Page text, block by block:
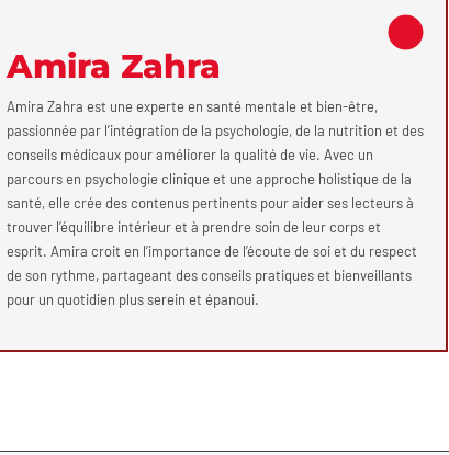
Amira Zahra
Amira Zahra est une experte en santé mentale et bien-être,
passionnée par l’intégration de la psychologie, de la nutrition et des
conseils médicaux pour améliorer la qualité de vie. Avec un
parcours en psychologie clinique et une approche holistique de la
santé, elle crée des contenus pertinents pour aider ses lecteurs à
trouver l’équilibre intérieur et à prendre soin de leur corps et
esprit. Amira croit en l’importance de l’écoute de soi et du respect
de son rythme, partageant des conseils pratiques et bienveillants
pour un quotidien plus serein et épanoui.